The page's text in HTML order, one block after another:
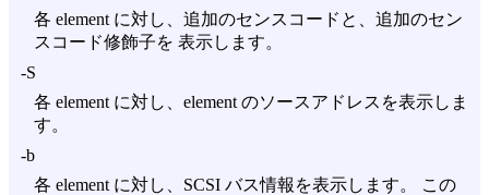
各 element に対し、追加のセンスコードと、追加のセン
スコード修飾子を 表示します。
-S
各 element に対し、element のソースアドレスを表示しま
す。
-b
各 element に対し、SCSI バス情報を表示します。 この